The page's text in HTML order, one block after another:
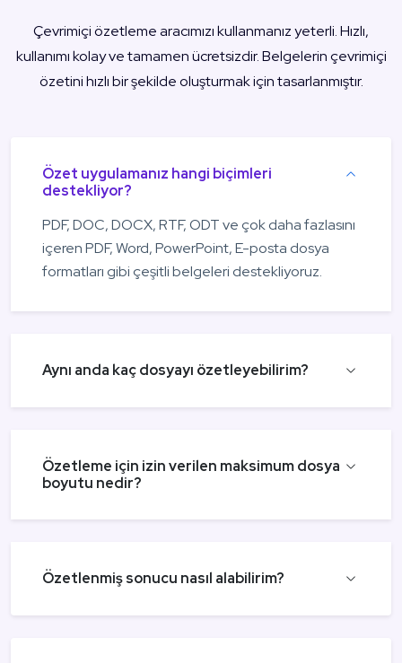
Çevrimiçi özetleme aracımızı kullanmanız yeterli. Hızlı,
kullanımı kolay ve tamamen ücretsizdir. Belgelerin çevrimiçi
özetini hızlı bir şekilde oluşturmak için tasarlanmıştır.
Özet uygulamanız hangi biçimleri
destekliyor?
PDF, DOC, DOCX, RTF, ODT ve çok daha fazlasını
içeren PDF, Word, PowerPoint, E-posta dosya
formatları gibi çeşitli belgeleri destekliyoruz.
Aynı anda kaç dosyayı özetleyebilirim?
Özetleme için izin verilen maksimum dosya
boyutu nedir?
Özetlenmiş sonucu nasıl alabilirim?